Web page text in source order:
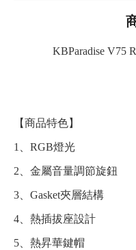
KBParadise V75
【商品特色】
1、RGB燈光
2、金屬音量調節旋鈕
3、Gasket夾層結構
4、熱插拔座設計
5、熱昇華鍵帽